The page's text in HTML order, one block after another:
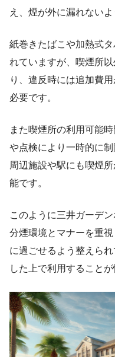
え、煙が外に漏れない
紙巻きたばこや加熱式
れていますが、喫煙所
り、違反時には追加費
必要です。
また喫煙所の利用可能
や点検により一時的に
周辺施設や駅にも喫煙
能です。
このように三井ガーデ
分煙環境とマナーを重
に過ごせるよう整えら
した上で利用すること